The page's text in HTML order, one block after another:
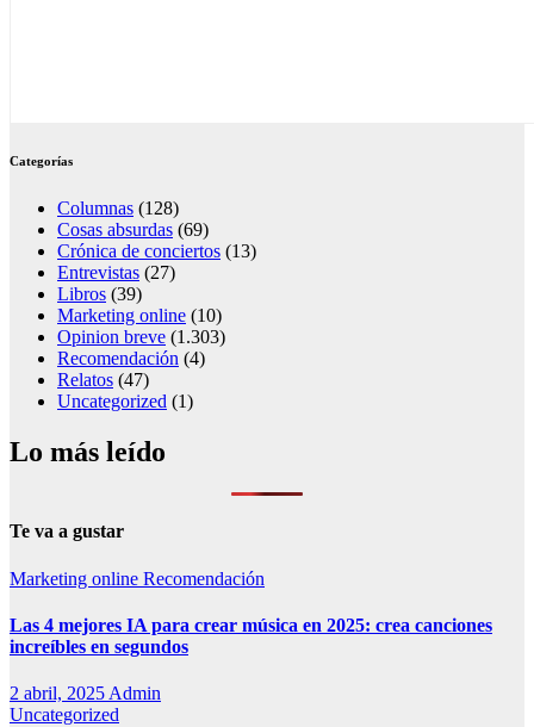
Categorías
Columnas (128)
Cosas absurdas (69)
Crónica de conciertos (13)
Entrevistas (27)
Libros (39)
Marketing online (10)
Opinion breve (1.303)
Recomendación (4)
Relatos (47)
Uncategorized (1)
Lo más leído
Te va a gustar
Marketing online Recomendación
Las 4 mejores IA para crear música en 2025: crea canciones
increíbles en segundos
2 abril, 2025 Admin
Uncategorized